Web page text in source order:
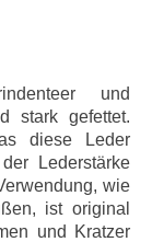
und
stark gefettet.
diese Leder
Lederstärke
wie
ist original
und Kratzer